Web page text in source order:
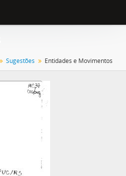
Sugestões Entidades e Movimentos